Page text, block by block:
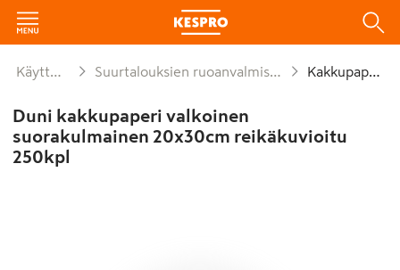
Käyttötavara Suurtalouksien ruoanvalmistusmateriaalit Kakkupaperit
Duni kakkupaperi valkoinen
suorakulmainen 20x30cm reikäkuvioitu
250kpl